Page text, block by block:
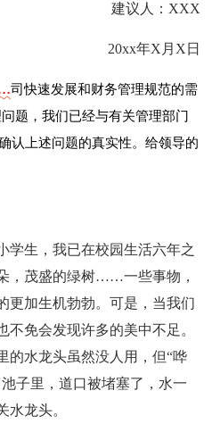
建议人：XXX
20xx年X月X日
司快速发展和财务管理规范的需
题，我们已经与有关管理部门
认上述问题的真实性。给领导的
学生，我已在校园生活六年之
，茂盛的绿树……一些事物，
更加生机勃勃。可是，当我们
免会发现许多的美中不足。
的水龙头虽然没人用，但“哗
子里，道口被堵塞了，水一
水龙头。